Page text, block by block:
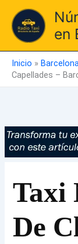
contenido
en
Inicio »
Capellades –
Taxi
De